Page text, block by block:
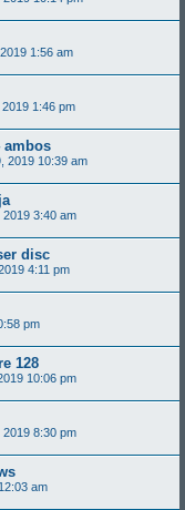
1:56 am
1:46 pm
ambos
2019 10:39 am
2019 3:40 am
disc
4:11 pm
pm
128
10:06 pm
2019 8:30 pm
am